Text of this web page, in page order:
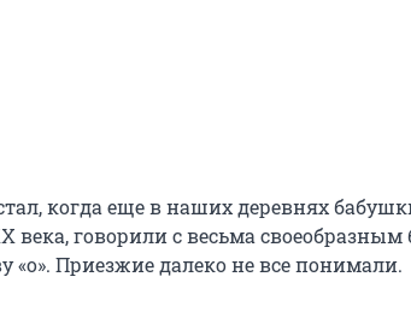
когда еще в наших деревнях
века, говорили с весьма
«о». Приезжие далеко не все понимали.